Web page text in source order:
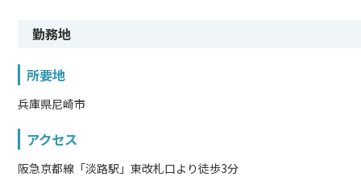
勤務地
所要地
兵庫県尼崎市
アクセス
阪急京都線「淡路駅」東改札口より徒歩3分